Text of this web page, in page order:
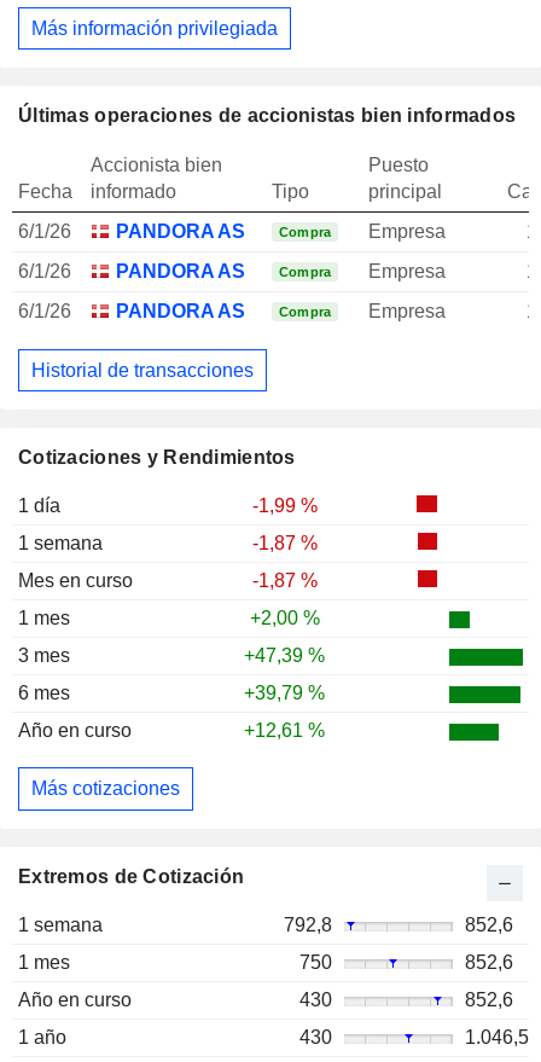
Cotizaciones y Rendimientos
1 día
-1,99 %
1 semana
-1,87 %
Mes en curso
-1,87 %
1 mes
+2,00 %
3 mes
+47,39 %
6 mes
+39,79 %
Año en curso
+12,61 %
Más cotizaciones
Extremos de Cotización
1 semana 792,8
852,6
1 mes
750
852,6
Año en curso
430
852,6
1 año
430
1.046,5
Más información privilegiada
Últimas operaciones de accionistas bien informados
Fecha
Accionista bien
informado
Tipo
Puesto
principal
6/1/26
PANDORA AS Compra Empresa
6/1/26
PANDORA AS Compra Empresa
6/1/26
PANDORA AS Compra Empresa
Historial de transacciones